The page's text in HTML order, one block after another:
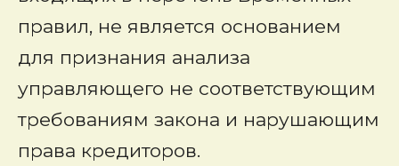
правил, не является основанием
для признания анализа
управляющего не соответствующим
требованиям закона и нарушающим
права кредиторов.